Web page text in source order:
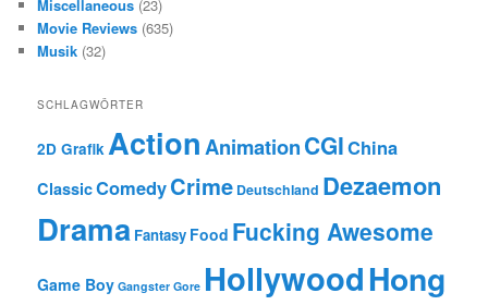
Miscellaneous (23)
Movie Reviews (635)
Musik (32)
SCHLAGWÖRTER
2D GrafikActionAnimationCGIChina
ClassicComedyCrime Deutschland Dezaemon
Drama Fantasy Food Fucking Awesome
Game Boy Gangster Gore HollywoodHong